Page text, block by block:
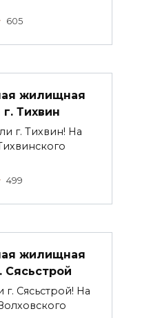
605
жилищная
Тихвин
г. Тихвин! На
499
жилищная
Сясьстрой
Сясьстрой! На